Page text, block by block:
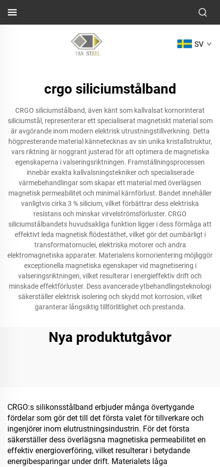
SV
crgo siliciumstålband
CRGO siliciumstålband, även känt som kallvalsat kornorinterat
siliciumstål, representerar ett specialiserat magnetiskt material som
är avgörande inom modern elektrisk utrustningstillverkning. Detta
högpresterande material kännetecknas av sin unika kristallstruktur,
vars riktning är noggrant justerad för att optimera de magnetiska
egenskaperna i valseringsriktningen. Framställningsprocessen
innebär exakta kallvalsningstekniker och specialiserade
värmebehandlingar som skapar ett material med överlägsen
magnetisk permeabilitet och minimal kärnförlust. Bandet innehåller
vanligtvis cirka 3 % silicium, vilket förbättrar dess elektriska
resistans och minskar virvelströmsförluster. CRGO
siliciumstålbandets huvudsakliga funktion ligger i dess förmåga att
effektivt leda magnetisk flödestäthet, vilket gör det oumbärligt i
transformatornuclei, elektriska motorer och andra
elektromagnetiska apparater. Materialens kornorientering möjliggör
exceptionella magnetiska egenskaper vid magnetisering i
valseringsriktningen, vilket resulterar i energieffektiv drift och
minskade effektförluster. Dess avancerade ytbehandlingsteknologi
säkerställer elektrisk isolering och skydd mot korrosion, vilket
garanterar långsiktig tillförlitlighet och prestanda.
Nya produktutgåvor
CRGO:s silikonsstålband erbjuder många övertygande
fördelar som gör det till det första valet för tillverkare och
ingenjörer inom elutrustningsindustrin. För det första
säkerställer dess överlägsna magnetiska permeabilitet en
effektiv energioverföring, vilket resulterar i betydande
energibesparingar under drift. Materialets låga